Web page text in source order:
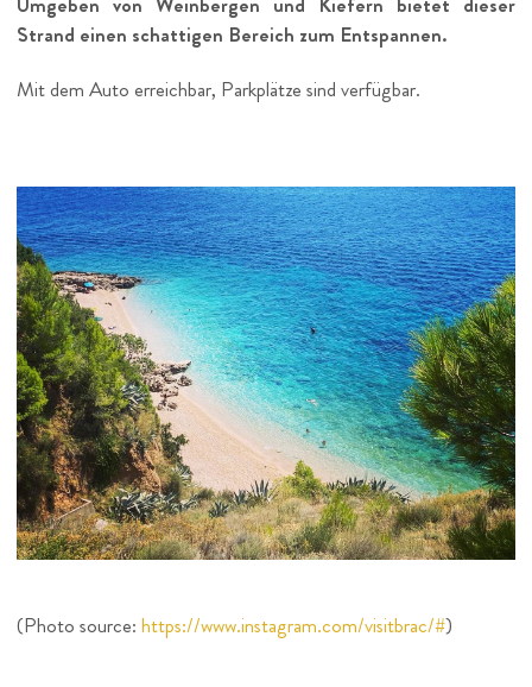
Strand einen schattigen Bereich zum Entspannen.
Mit dem Auto erreichbar, Parkplätze sind verfügbar.
(Photo source:https://www.instagram.com/visitbrac/#)